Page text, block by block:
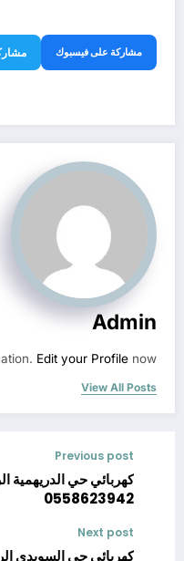
مشاركة على فيسبوك
Admin
Edit your Profile now.
View All Posts
Previous post
كهربائي حي الدريهمية
0558623942
Next post
كهربائي حي السويدي